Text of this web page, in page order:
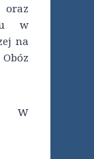
oraz
w
na
W